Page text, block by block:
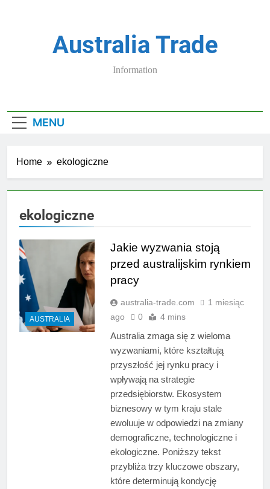
Australia Trade
Information
MENU
Home ekologiczne
ekologiczne
AUSTRALIA
Jakie wyzwania stoją
przed australijskim rynkiem
pracy
australia-trade.com
1 miesiąc
ago
0 4 mins
Australia zmaga się z wieloma
wyzwaniami, które kształtują
przyszłość jej rynku pracy i
wpływają na strategie
przedsiębiorstw. Ekosystem
biznesowy w tym kraju stale
ewoluuje w odpowiedzi na zmiany
demograficzne, technologiczne i
ekologiczne. Poniższy tekst
przybliża trzy kluczowe obszary,
które determinują kondycję